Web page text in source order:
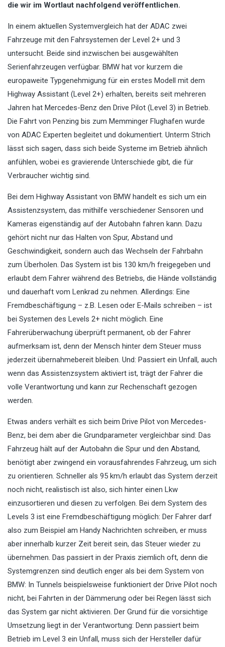
die wir im Wortlaut nachfolgend veröffentlichen.
In einem aktuellen Systemvergleich hat der ADAC zwei
Fahrzeuge mit den Fahrsystemen der Level 2+ und 3
untersucht. Beide sind inzwischen bei ausgewählten
Serienfahrzeugen verfügbar. BMW hat vor kurzem die
europaweite Typgenehmigung für ein erstes Modell mit dem
Highway Assistant (Level 2+) erhalten, bereits seit mehreren
Jahren hat Mercedes-Benz den Drive Pilot (Level 3) in Betrieb.
Die Fahrt von Penzing bis zum Memminger Flughafen wurde
von ADAC Experten begleitet und dokumentiert. Unterm Strich
lässt sich sagen, dass sich beide Systeme im Betrieb ähnlich
anfühlen, wobei es gravierende Unterschiede gibt, die für
Verbraucher wichtig sind.
Bei dem Highway Assistant von BMW handelt es sich um ein
Assistenzsystem, das mithilfe verschiedener Sensoren und
Kameras eigenständig auf der Autobahn fahren kann. Dazu
gehört nicht nur das Halten von Spur, Abstand und
Geschwindigkeit, sondern auch das Wechseln der Fahrbahn
zum Überholen. Das System ist bis 130 km/h freigegeben und
erlaubt dem Fahrer während des Betriebs, die Hände vollständig
und dauerhaft vom Lenkrad zu nehmen. Allerdings: Eine
Fremdbeschäftigung – z.B. Lesen oder E-Mails schreiben – ist
bei Systemen des Levels 2+ nicht möglich. Eine
Fahrerüberwachung überprüft permanent, ob der Fahrer
aufmerksam ist, denn der Mensch hinter dem Steuer muss
jederzeit übernahmebereit bleiben. Und: Passiert ein Unfall, auch
wenn das Assistenzsystem aktiviert ist, trägt der Fahrer die
volle Verantwortung und kann zur Rechenschaft gezogen
werden.
Etwas anders verhält es sich beim Drive Pilot von Mercedes-
Benz, bei dem aber die Grundparameter vergleichbar sind: Das
Fahrzeug hält auf der Autobahn die Spur und den Abstand,
benötigt aber zwingend ein vorausfahrendes Fahrzeug, um sich
zu orientieren. Schneller als 95 km/h erlaubt das System derzeit
noch nicht, realistisch ist also, sich hinter einen Lkw
einzusortieren und diesen zu verfolgen. Bei dem System des
Levels 3 ist eine Fremdbeschäftigung möglich: Der Fahrer darf
also zum Beispiel am Handy Nachrichten schreiben, er muss
aber innerhalb kurzer Zeit bereit sein, das Steuer wieder zu
übernehmen. Das passiert in der Praxis ziemlich oft, denn die
Systemgrenzen sind deutlich enger als bei dem System von
BMW: In Tunnels beispielsweise funktioniert der Drive Pilot noch
nicht, bei Fahrten in der Dämmerung oder bei Regen lässt sich
das System gar nicht aktivieren. Der Grund für die vorsichtige
Umsetzung liegt in der Verantwortung: Denn passiert beim
Betrieb im Level 3 ein Unfall, muss sich der Hersteller dafür